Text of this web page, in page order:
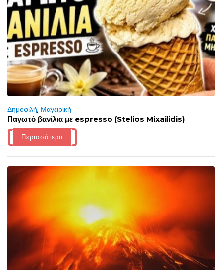
Δημοφιλή, Μαγειρική
Παγωτό βανίλια με espresso (Stelios Mixailidis)
Περισσότερα